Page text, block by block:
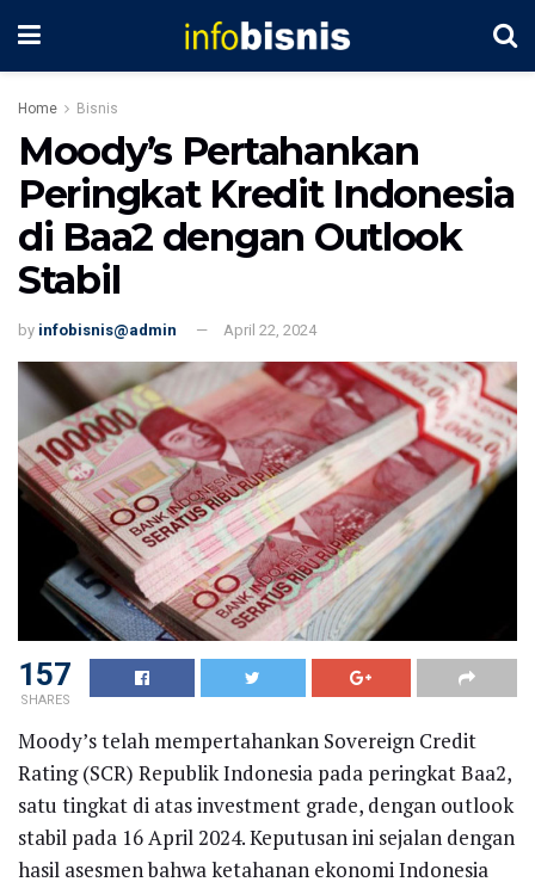
Home Bisnis
Moody’s Pertahankan
Peringkat Kredit Indonesia
di Baa2 dengan Outlook
Stabil
by infobisnis@admin April 22, 2024
157
SHARES
Moody’s telah mempertahankan Sovereign Credit
Rating (SCR) Republik Indonesia pada peringkat Baa2,
satu tingkat di atas investment grade, dengan outlook
stabil pada 16 April 2024. Keputusan ini sejalan dengan
hasil asesmen bahwa ketahanan ekonomi Indonesia